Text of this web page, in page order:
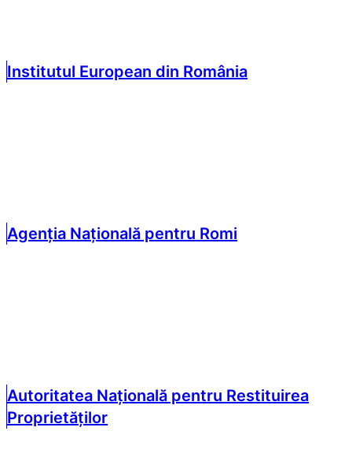
Institutul European din România
Agenția Națională pentru Romi
Autoritatea Națională pentru Restituirea
Proprietăților